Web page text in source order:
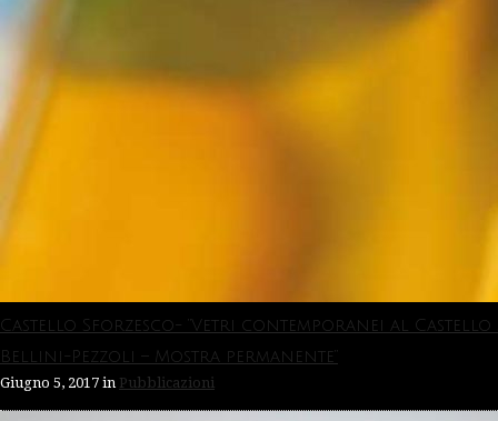
Castello Sforzesco- “Vetri contemporanei al
Bellini-Pezzoli – Mostra permanente”
Giugno 5, 2017 in Pubblicazioni